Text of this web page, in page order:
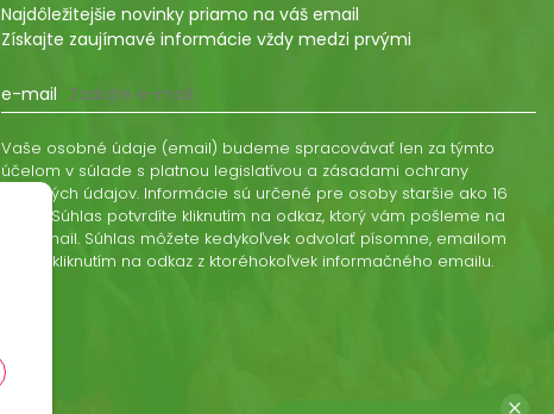
Najdôležitejšie novinky priamo na váš email
Získajte zaujímavé informácie vždy medzi prvými
e-mail
Vaše osobné údaje (email) budeme spracovávať len za týmto
účelom v súlade s platnou legislatívou a zásadami ochrany
osobných údajov. Informácie sú určené pre osoby staršie ako 16
rokov. Súhlas potvrdíte kliknutím na odkaz, ktorý vám pošleme na
váš email. Súhlas môžete kedykoľvek odvolať písomne, emailom
alebo kliknutím na odkaz z ktoréhokoľvek informačného emailu.